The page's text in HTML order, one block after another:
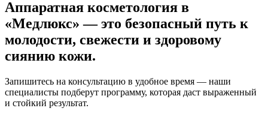
Аппаратная косметология в
«Медлюкс» — это безопасный путь к
молодости, свежести и здоровому
сиянию кожи.
Запишитесь на консультацию в удобное время — наши
специалисты подберут программу, которая даст выраженный
и стойкий результат.